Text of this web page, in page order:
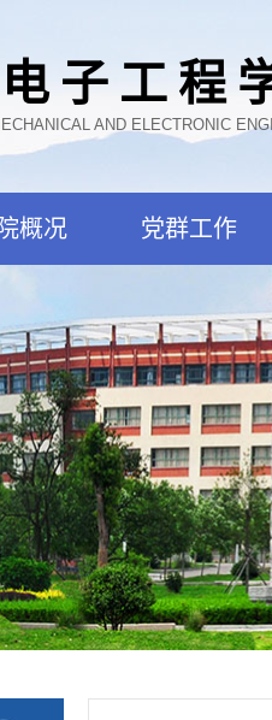
子工程
AND ELECTRONIC
概况 党群工作